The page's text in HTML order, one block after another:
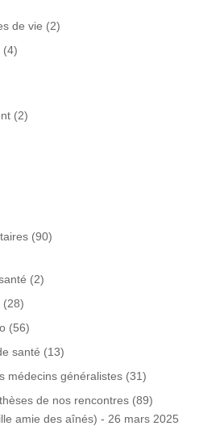
de vie (2)
(4)
(2)
(90)
(2)
(28)
(56)
santé (13)
médecins généralistes (31)
de nos rencontres (89)
amie des aînés) - 26 mars 2025